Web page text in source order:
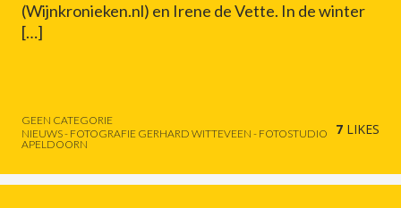
(Wijnkronieken.nl) en Irene de Vette. In de winter
[…]
GEEN CATEGORIE
NIEUWS - FOTOGRAFIE GERHARD WITTEVEEN - FOTOSTUDIO
APELDOORN
7 LIKES